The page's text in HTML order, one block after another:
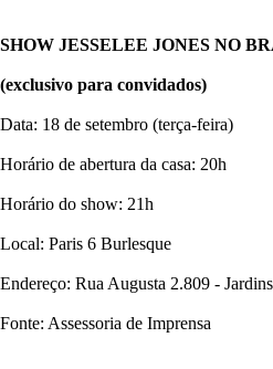
SHOW JESSELEE JONES NO
(exclusivo para convidados)
Data: 18 de setembro (terça-feira)
Horário de abertura da casa: 20h
Horário do show: 21h
Local: Paris 6 Burlesque
Endereço: Rua Augusta 2.809 -
Fonte: Assessoria de Imprensa